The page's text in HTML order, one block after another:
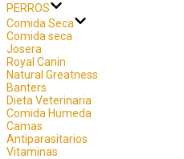
PERROS
Comida Seca
Comida seca
Josera
Royal Canin
Natural Greatness
Banters
Dieta Veterinaria
Comida Humeda
Camas
Antiparasitarios
Vitaminas